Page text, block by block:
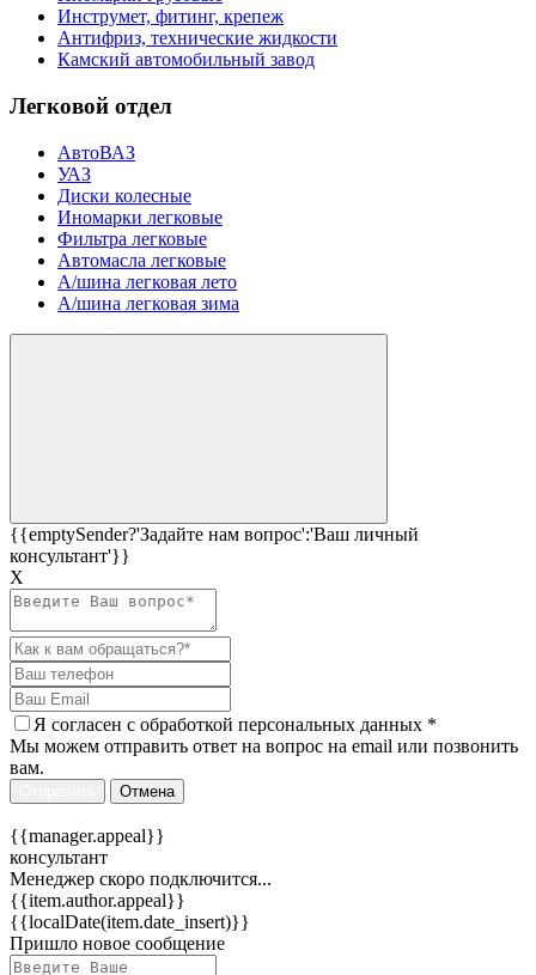
Инструмет, фитинг, крепеж
Антифриз, технические жидкости
Камский автомобильный завод
Легковой отдел
АвтоВАЗ
УАЗ
Диски колесные
Иномарки легковые
Фильтра легковые
Автомасла легковые
А/шина легковая лето
А/шина легковая зима
{{emptySender?'Задайте нам вопрос':'Ваш личный
консультант'}}
Х
Я согласен c обработкой персональных данных *
Мы можем отправить ответ на вопрос на email или позвонить
вам.
Отмена
{{manager.appeal}}
консультант
Менеджер скоро подключится...
{{item.author.appeal}}
{{localDate(item.date_insert)}}
Пришло новое сообщение